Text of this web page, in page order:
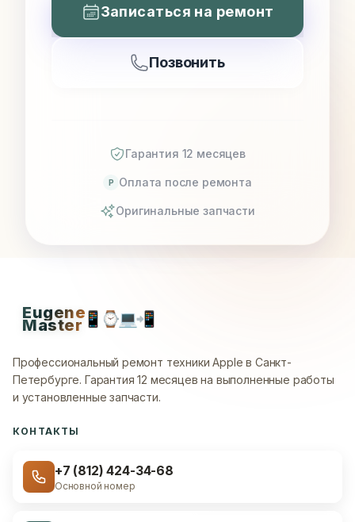
Записаться на ремонт
Позвонить
Гарантия 12 месяцев
P Оплата после ремонта
Оригинальные запчасти
Eugene
Master📱 ⌚💻📲
Профессиональный ремонт техники Apple в Санкт-
Петербурге. Гарантия 12 месяцев на выполненные работы
и установленные запчасти.
КОНТАКТЫ
+7 (812) 424-34-68
Основной номер